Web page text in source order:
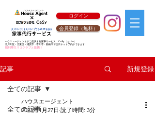
ログイン
会員登録（無料）
ハウスエージェントがご提供する家事サービス CaSy （カジー）
江戸川区・江東区・浦安市・市川市・船橋市で当日ネット予約ができます！
福利厚生リロクラブと提携！
記事 新規登録
全ての記事
全ての記事
ハウスエージェント
2023年1月27日 読了時間: 3分